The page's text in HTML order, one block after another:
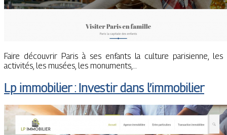
Faire découvrir Paris à ses enfants la culture parisienne, les
activités, les musées, les monuments,…
Lp immobilier : Investir dans l’immobilier